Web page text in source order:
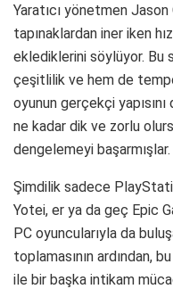
Yaratıcı yönetmen Jason
tapınaklardan iner iken
eklediklerini söylüyor. Bu
çeşitlilik ve hem de
oyunun gerçekçi
ne kadar dik ve zorlu
dengelemeyi başarmışlar.
Şimdilik sadece
Yotei, er ya da geç Epic
PC oyuncularıyla da
toplamasının ardından,
ile bir başka intikam